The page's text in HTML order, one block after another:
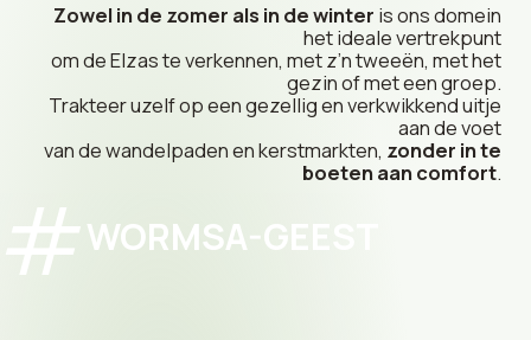
Zowel in de zomer als in de winter is ons domein
het ideale vertrekpunt
om de Elzas te verkennen, met z’n tweeën, met het
gezin of met een groep.
Trakteer uzelf op een gezellig en verkwikkend uitje
aan de voet
van de wandelpaden en kerstmarkten, zonder in te
boeten aan comfort.
WORMSA-GEEST